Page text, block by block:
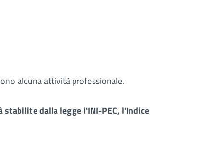
alcuna attività professionale.
stabilite dalla legge l'INI-PEC, l'Indice